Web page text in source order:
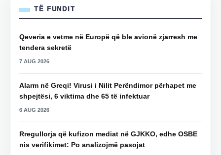
TË FUNDIT
Qeveria e vetme në Europë që ble avionë zjarresh me
tendera sekretë
7 AUG 2026
Alarm në Greqi! Virusi i Nilit Perëndimor përhapet me
shpejtësi, 6 viktima dhe 65 të infektuar
6 AUG 2026
Rregullorja që kufizon mediat në GJKKO, edhe OSBE
nis verifikimet: Po analizojmë pasojat